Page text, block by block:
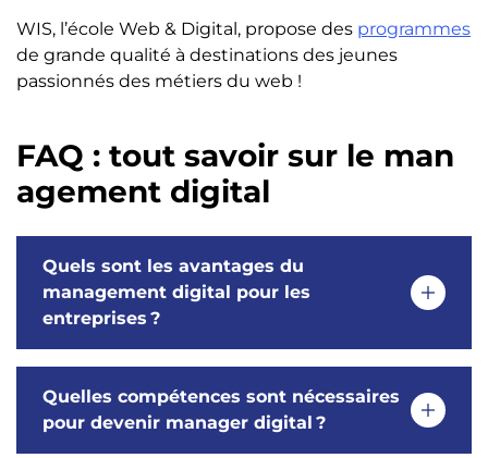
WIS, l’école Web & Digital, propose des programmes
de grande qualité à destinations des jeunes
passionnés des métiers du web !
FAQ : tout savoir sur le man
agement digital
Quels sont les avantages du
management digital pour les
entreprises ?
Quelles compétences sont nécessaires
pour devenir manager digital ?